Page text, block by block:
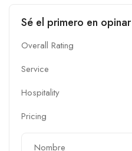
Sé el primero en
Overall Rating
Service
Hospitality
Pricing